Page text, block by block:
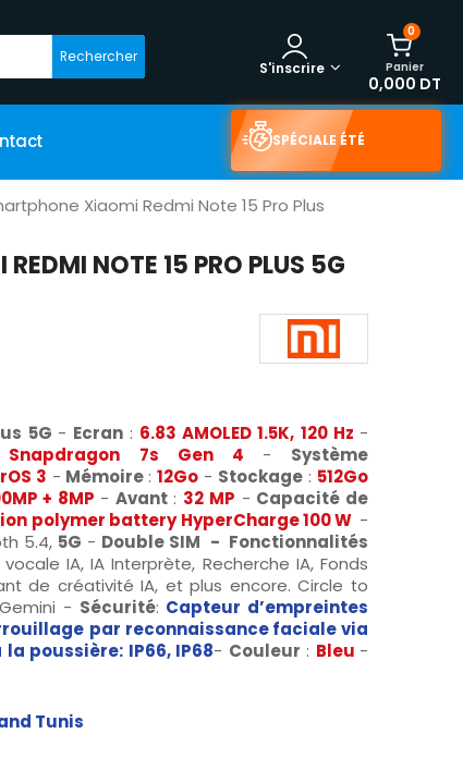
Rechercher
0
Panier
0,000 DT
S'inscrire
SPÉCIALE ÉTÉ
Xiaomi Redmi Note 15 Pro Plus
NOTE 15 PRO PLUS 5G
5G - Ecran : 6.83 AMOLED 1.5K, 120 Hz -
Snapdragon 7s Gen 4 - Système
3 - Mémoire:12Go - Stockage : 512Go
+ 8MP - Avant: 32 MP - Capacité de
polymer batteryHyperCharge 100 W -
5.4, 5G - Double SIM - Fonctionnalités
IA, IA Interprète, Recherche IA, Fonds
de créativité IA, et plus encore. Circle to
- Sécurité: Capteur d’empreintes
par reconnaissance faciale via
poussière: IP66, IP68- Couleur : Bleu -
Tunis